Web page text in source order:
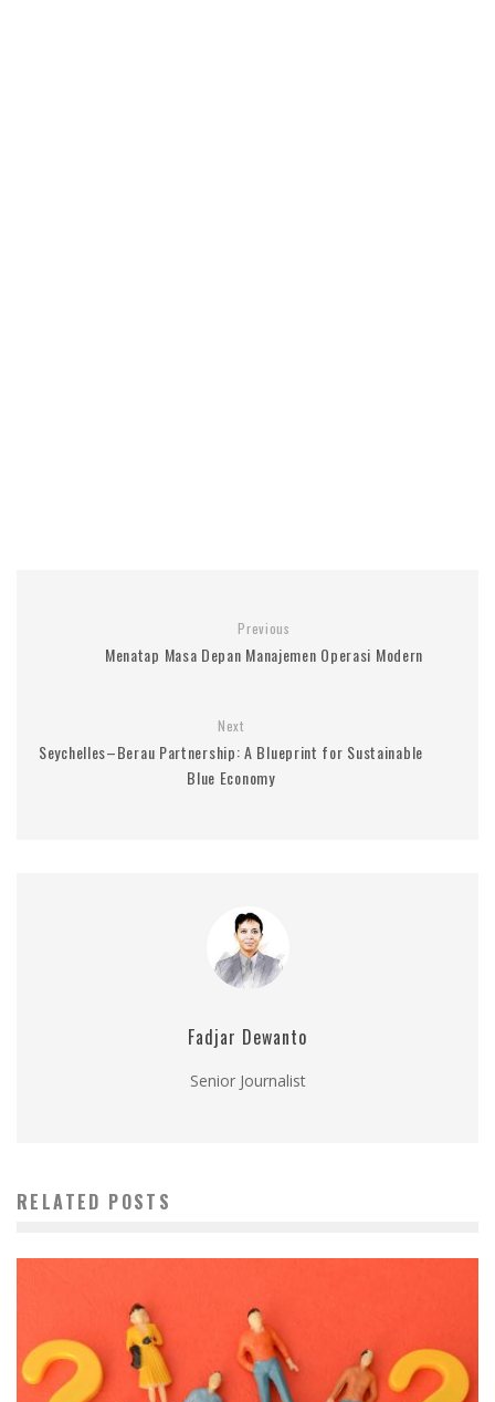
Previous
Menatap Masa Depan Manajemen Operasi Modern
Next
Seychelles–Berau Partnership: A Blueprint for Sustainable
Blue Economy
Fadjar Dewanto
Senior Journalist
RELATED POSTS